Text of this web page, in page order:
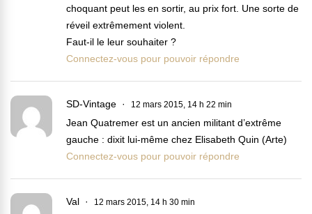
choquant peut les en sortir, au prix fort. Une sorte de
réveil extrêmement violent.
Faut-il le leur souhaiter ?
Connectez-vous pour pouvoir répondre
SD-Vintage 12 mars 2015, 14 h 22 min
Jean Quatremer est un ancien militant d’extrême
gauche : dixit lui-même chez Elisabeth Quin (Arte)
Connectez-vous pour pouvoir répondre
Val 12 mars 2015, 14 h 30 min